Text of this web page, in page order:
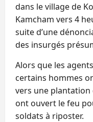
dans le village de
Kamcham vers 4
suite d’une
des insurgés
Alors que les
certains hommes
vers une
ont ouvert le feu
soldats à riposter.